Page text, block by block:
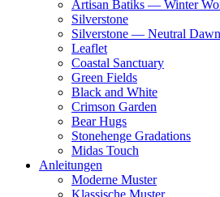
Artisan Batiks — Winter
Silverstone
Silverstone — Neutral Dawn
Leaflet
Coastal Sanctuary
Green Fields
Black and White
Crimson Garden
Bear Hugs
Stonehenge Gradations
Midas Touch
Anleitungen
Moderne Muster
Klassische Muster